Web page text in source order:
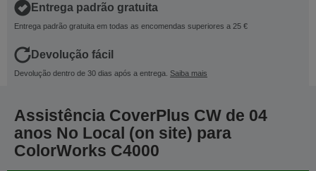
Entrega padrão gratuita
Entrega padrão gratuita em todas as encomendas superiores a 25 €
Devolução fácil
Devolução dentro de 30 dias após a entrega. Saiba mais
Assistência CoverPlus CW de 04
anos No Local (on site) para
ColorWorks C4000